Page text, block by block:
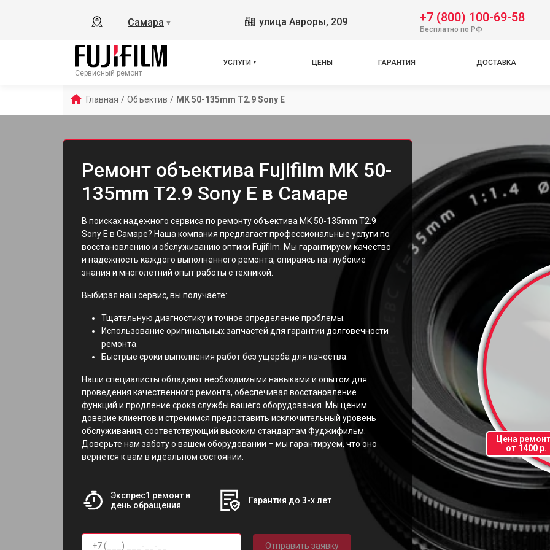
Самара ▼ улица Авроры, 209 +7 (800) 100-69-58
Бесплатно по РФ
Сервисный ремонт
УСЛУГИ ЦЕНЫ ГАРАНТИЯ ДОСТАВКА
Главная / Объектив / MK 50-135mm T2.9 Sony E
Ремонт объектива Fujifilm MK 50-
135mm T2.9 Sony E в Самаре
В поисках надежного сервиса по ремонту объектива MK 50-135mm T2.9
Sony E в Самаре? Наша компания предлагает профессиональные услуги по
восстановлению и обслуживанию оптики Fujifilm. Мы гарантируем качество
и надежность каждого выполненного ремонта, опираясь на глубокие
знания и многолетний опыт работы с техникой.
Выбирая наш сервис, вы получаете:
Тщательную диагностику и точное определение проблемы.
Использование оригинальных запчастей для гарантии долговечности
ремонта.
Быстрые сроки выполнения работ без ущерба для качества.
Наши специалисты обладают необходимыми навыками и опытом для
проведения качественного ремонта, обеспечивая восстановление
функций и продление срока службы вашего оборудования. Мы ценим
доверие клиентов и стремимся предоставить исключительный уровень
обслуживания, соответствующий высоким стандартам Фуджифильм.
Доверьте нам заботу о вашем оборудовании – мы гарантируем, что оно
вернется к вам в идеальном состоянии.
Экспрес1 ремонт в
день обращения
Гарантия до 3-х лет
Отправить заявку
Цена
от 1400 р.